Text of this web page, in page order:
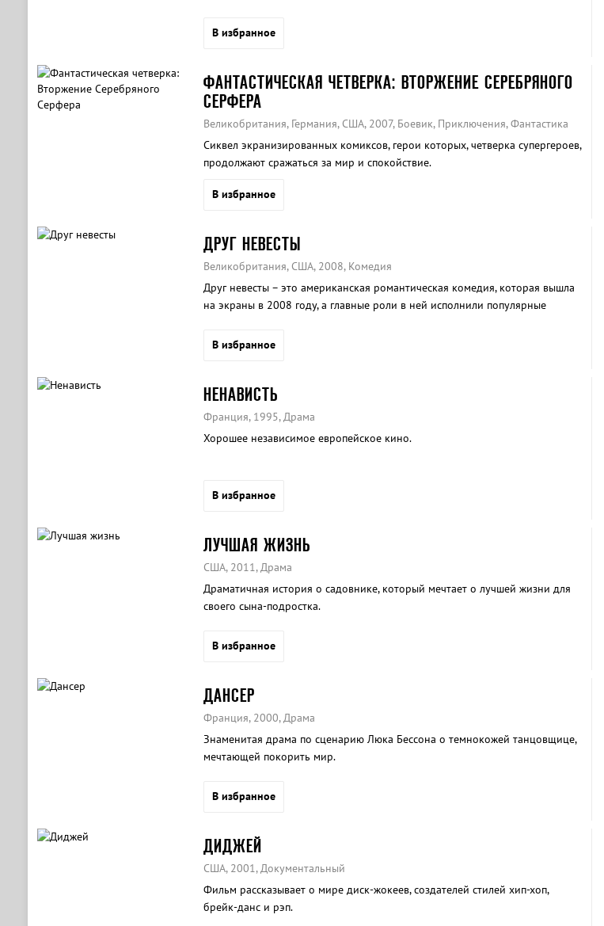
В избранное
ФАНТАСТИЧЕСКАЯ ЧЕТВЕРКА: ВТОРЖЕНИЕ СЕРЕБРЯНОГО
СЕРФЕРА
Великобритания, Германия, США, 2007, Боевик, Приключения, Фантастика
Сиквел экранизированных комиксов, герои которых, четверка супергероев,
продолжают сражаться за мир и спокойствие.
В избранное
ДРУГ НЕВЕСТЫ
Великобритания, США, 2008, Комедия
Друг невесты – это американская романтическая комедия, которая вышла
на экраны в 2008 году, а главные роли в ней исполнили популярные
В избранное
НЕНАВИСТЬ
Франция, 1995, Драма
Хорошее независимое европейское кино.
В избранное
ЛУЧШАЯ ЖИЗНЬ
США, 2011, Драма
Драматичная история о садовнике, который мечтает о лучшей жизни для
своего сына-подростка.
В избранное
ДАНСЕР
Франция, 2000, Драма
Знаменитая драма по сценарию Люка Бессона о темнокожей танцовщице,
мечтающей покорить мир.
В избранное
ДИДЖЕЙ
США, 2001, Документальный
Фильм рассказывает о мире диск-жокеев, создателей стилей хип-хоп,
брейк-данс и рэп.